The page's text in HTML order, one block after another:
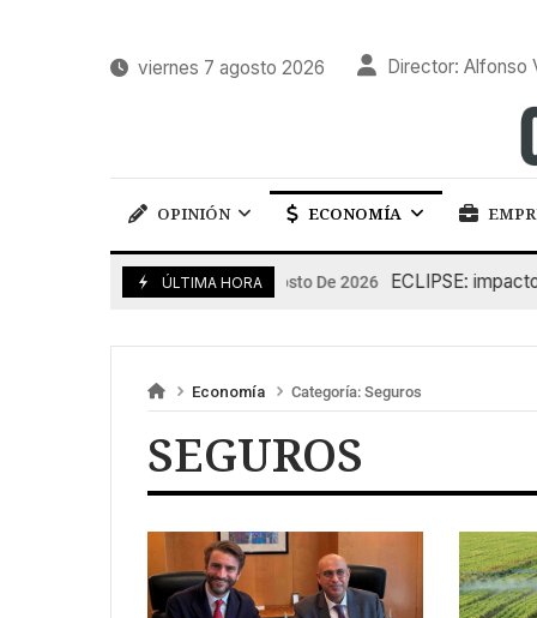
viernes 7 agosto 2026 Director: Alfonso
OPINIÓN ECONOMÍA
ÚLTIMA HORA
6 De Agosto De 2026 ECLIPSE: impacto
Economía Categoría: Seguros
SEGUROS